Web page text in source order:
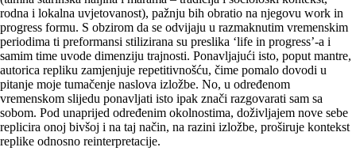
rodna i lokalna uvjetovanost), pažnju bih obratio na njegovu work in
progress formu. S obzirom da se odvijaju u razmaknutim vremenskim
periodima ti preformansi stilizirana su preslika ‘life in progress’-a i
samim time uvode dimenziju trajnosti. Ponavljajući isto, poput mantre,
autorica repliku zamjenjuje repetitivnošću, čime pomalo dovodi u
pitanje moje tumačenje naslova izložbe. No, u određenom
vremenskom slijedu ponavljati isto ipak znači razgovarati sam sa
sobom. Pod unaprijed određenim okolnostima, doživljajem nove sebe
replicira onoj bivšoj i na taj način, na razini izložbe, proširuje kontekst
replike odnosno reinterpretacije.